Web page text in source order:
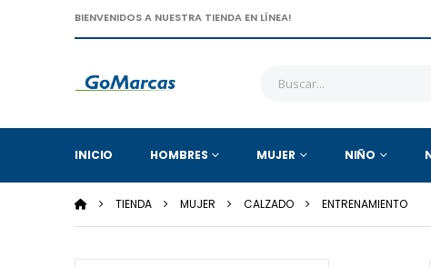
BIENVENIDOS A NUESTRA TIENDA EN LÍNEA!
INICIO HOMBRES MUJER NIÑO
TIENDA MUJER CALZADO ENTRENAMIENTO